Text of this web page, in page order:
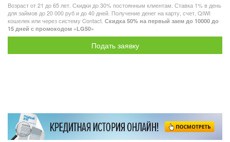
Возраст от 21 до 65 лет. Скидки до 30% постоянным клиентам. Ставка 1% в день
для займов до 20 000 руб и до 40 дней. Получение денег на карту, счет, QIWI
кошелек или через систему Contact. Скидка 50% на первый заем до 10000 до
15 дней с промокодом «LG50»
Подать заявку